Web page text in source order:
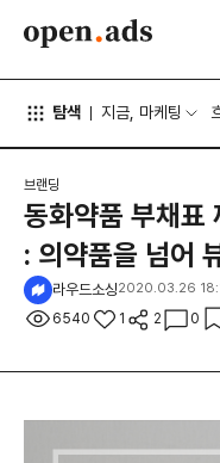
탐색 지금, 마케팅
브랜딩
동화약품 부채표
: 의약품을 넘어
라우드소싱2020.03.26
6540 1 2 0